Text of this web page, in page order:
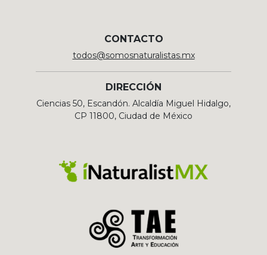
CONTACTO
todos@somosnaturalistas.mx
DIRECCIÓN
Ciencias 50, Escandón. Alcaldía Miguel Hidalgo,
CP 11800, Ciudad de México